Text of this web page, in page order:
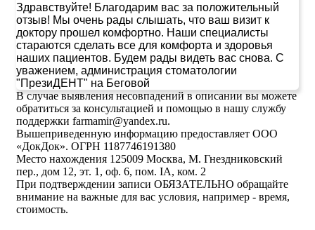
Здравствуйте! Благодарим вас за положительный
отзыв! Мы очень рады слышать, что ваш визит к
доктору прошел комфортно. Наши специалисты
стараются сделать все для комфорта и здоровья
наших пациентов. Будем рады видеть вас снова. С
уважением, администрация стоматологии
"ПрезиДЕНТ" на Беговой
В случае выявления несовпадений в описании вы можете
обратиться за консультацией и помощью в нашу службу
поддержки farmamir@yandex.ru.
Вышеприведенную информацию предоставляет ООО
«ДокДок». ОГРН 1187746191380
Место нахождения 125009 Москва, М. Гнездниковский
пер., дом 12, эт. 1, оф. 6, пом. IA, ком. 2
При подтверждении записи ОБЯЗАТЕЛЬНО обращайте
внимание на важные для вас условия, например - время,
стоимость.